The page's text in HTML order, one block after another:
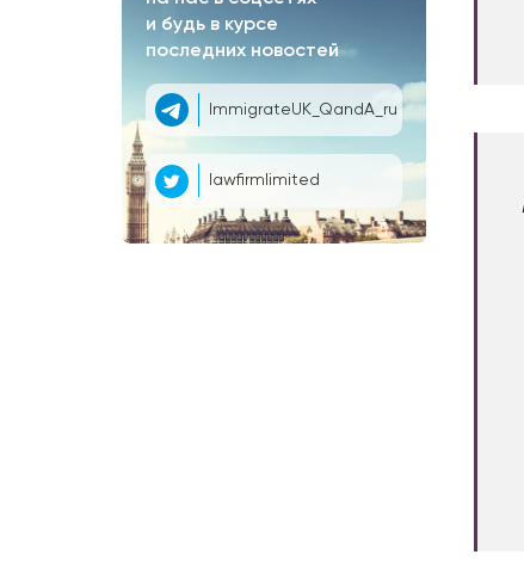
и будь в курсе
последних новостей
ImmigrateUK_QandA_ru
lawfirmlimited